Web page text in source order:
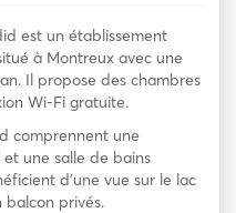
est un établissement
à Montreux avec une
Il propose des chambres
Wi-Fi gratuite.
comprennent une
une salle de bains
d’une vue sur le lac
balcon privés.